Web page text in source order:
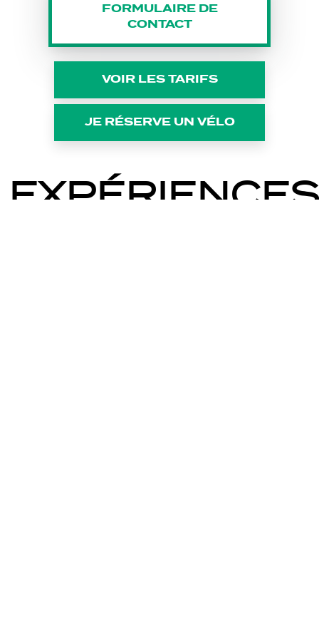
FORMULAIRE DE
CONTACT
VOIR LES TARIFS
JE RÉSERVE UN VÉLO
EXPÉRIENCES